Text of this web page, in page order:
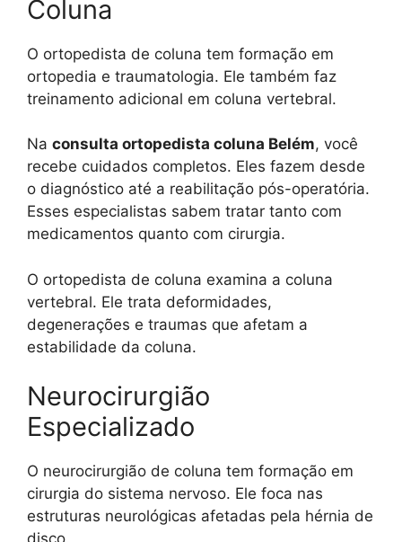
Coluna
O ortopedista de coluna tem formação em
ortopedia e traumatologia. Ele também faz
treinamento adicional em coluna vertebral.
Na consulta ortopedista coluna Belém, você
recebe cuidados completos. Eles fazem desde
o diagnóstico até a reabilitação pós-operatória.
Esses especialistas sabem tratar tanto com
medicamentos quanto com cirurgia.
O ortopedista de coluna examina a coluna
vertebral. Ele trata deformidades,
degenerações e traumas que afetam a
estabilidade da coluna.
Neurocirurgião
Especializado
O neurocirurgião de coluna tem formação em
cirurgia do sistema nervoso. Ele foca nas
estruturas neurológicas afetadas pela hérnia de